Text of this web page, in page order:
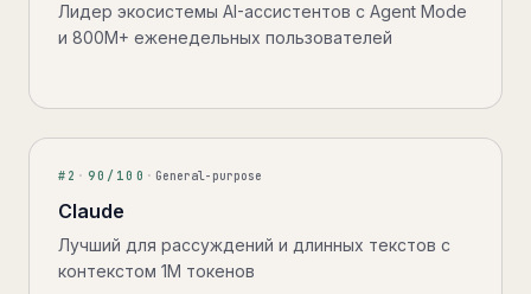
Лидер экосистемы AI-ассистентов с Agent Mode
и 800M+ еженедельных пользователей
# 2 · 90 /100 · General-purpose
Claude
Лучший для рассуждений и длинных текстов с
контекстом 1M токенов